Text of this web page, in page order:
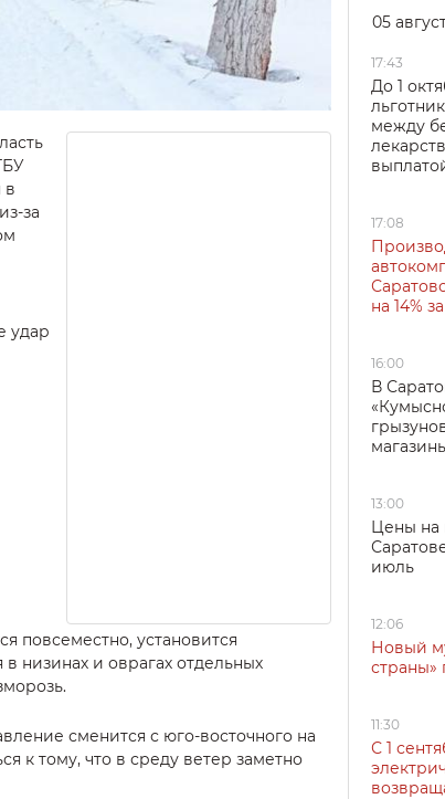
в
за
удар
повсеместно, установится
низинах и оврагах отдельных
сменится с юго-восточного на
к тому, что в среду ветер заметно
05
17:43
До 1
между
17:08
на 14%
16:00
В
13:00
Цены на
июль
12:06
Новый
страны»
11:30
С 1